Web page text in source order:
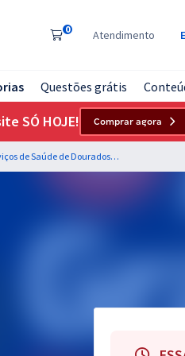
0 Atendimento
Questões grátis
SÓ HOJE! Comprar agora
FUNSAUD - Fundação de Serviços de Saúde de Dourados - MS - Conhecimento em Saúde Pública para os Cargos de Nível Médio